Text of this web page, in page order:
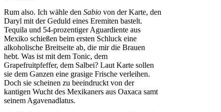
Rum also. Ich wähle den Sabio von der Karte, den
Daryl mit der Geduld eines Eremiten bastelt.
Tequila und 54-prozentiger Aguardiente aus
Mexiko schießen beim ersten Schluck eine
alkoholische Breitseite ab, die mir die Brauen
hebt. Was ist mit dem Tonic, dem
Grapefruitpfeffer, dem Salbei? Laut Karte sollen
sie dem Ganzen eine grasige Frische verleihen.
Doch sie scheinen zu beeindruckt von der
kantigen Wucht des Mexikaners aus Oaxaca samt
seinem Agavenadlatus.